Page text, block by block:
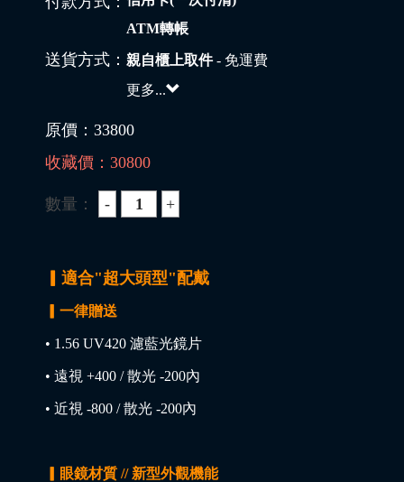
ATM轉帳
送貨方式： 親自櫃上取件- 免運費
更多...
原價： 33800
收藏價： 30800
數量：
▎適合"超大頭型"配戴
▎一律贈送
• 1.56 UV420 濾藍光鏡片
• 遠視 +400 / 散光 -200內
• 近視 -800 / 散光 -200內
▎眼鏡材質 // 新型外觀機能